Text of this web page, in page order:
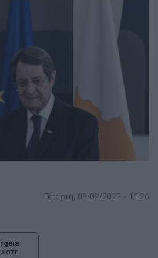
Τετάρτη, 08/02/2023 - 15:26
στη